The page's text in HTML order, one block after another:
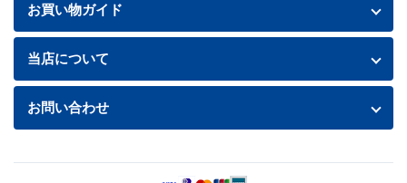
お買い物ガイド
お買い物ガイド
送料・配送について
お支払い方法
当店について
特定商取引法に基づく表記
お問い合わせ